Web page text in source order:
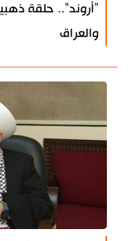
"أروند".. حلقة
والعراق